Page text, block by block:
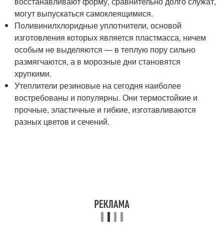
могут выпускаться самоклеящимися.
Поливинилхлоридные уплотнители, основой
изготовления которых является пластмасса, ничем
особым не выделяются — в теплую пору сильно
размягчаются, а в морозные дни становятся
хрупкими.
Утеплители резиновые на сегодня наиболее
востребованы и популярны. Они термостойкие и
прочные, эластичные и гибкие, изготавливаются
разных цветов и сечений.